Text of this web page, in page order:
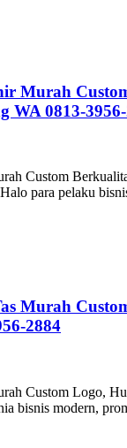
Murah
WA 0813-
Custom
para pelaku
Murah
2884
Custom Logo,
bisnis modern,